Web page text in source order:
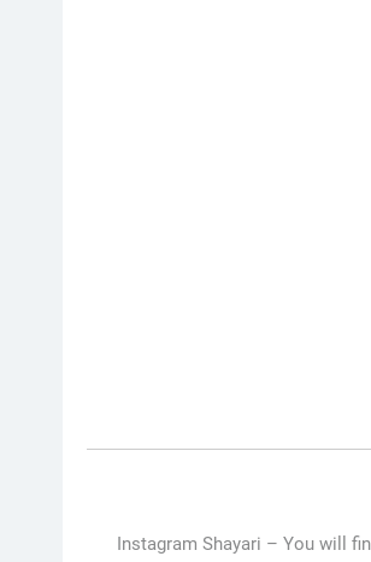
Instagram Shayari – You will